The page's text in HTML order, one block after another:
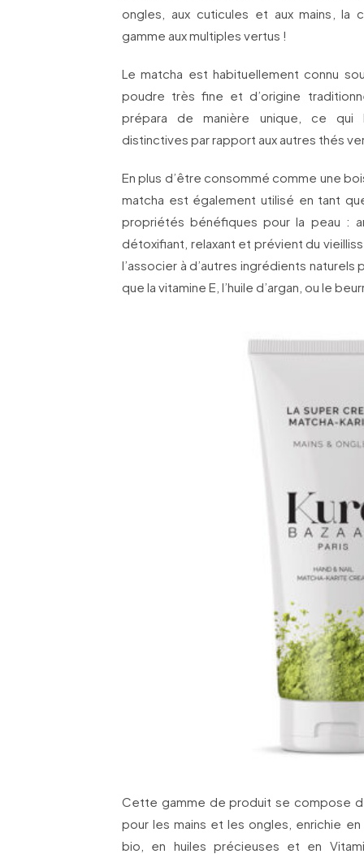
ongles, aux cuticules et aux mains, la
gamme aux multiples vertus !
Le matcha est habituellement connu
poudre très fine et d’origine
prépara de manière unique, ce qui
distinctives par rapport aux autres thés
En plus d’être consommé comme une
matcha est également utilisé en tant
propriétés bénéfiques pour la peau :
détoxifiant, relaxant et prévient du
l’associer à d’autres ingrédients
que la vitamine E, l’huile d’argan, ou le
Cette gamme de produit se compose
pour les mains et les ongles, enrichie
bio, en huiles précieuses et en